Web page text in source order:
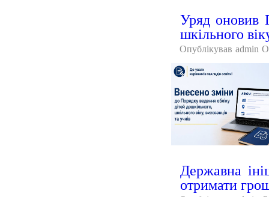
Уряд оновив
шкільного
Опублікував admin
Державна
отримати